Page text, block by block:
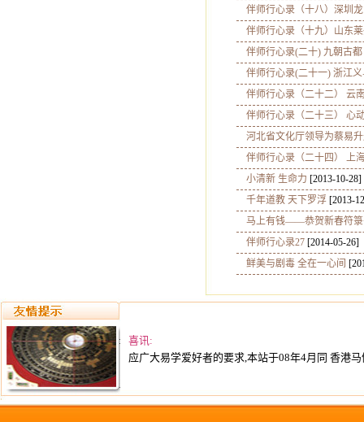
伴师行心录（十八）深圳
伴师行心录（十九）山东
伴师行心录(二十) 九朝古都
伴师行心录(二十一) 浙江义
伴师行心录（二十二） 云
伴师行心录（二十三） 心
河北省文化厅领导为蔡易
伴师行心录（二十四） 上
小清新 生命力 [2013-10-28]
千年道教 天下罗浮 [2013-
马上有钱——恭贺新春符箓
伴师行心录27 [2014-05-26]
鲜美与剧毒 全在一心间
喜讯:
应广大易学爱好者的要求,本站于08年4月同 香港马